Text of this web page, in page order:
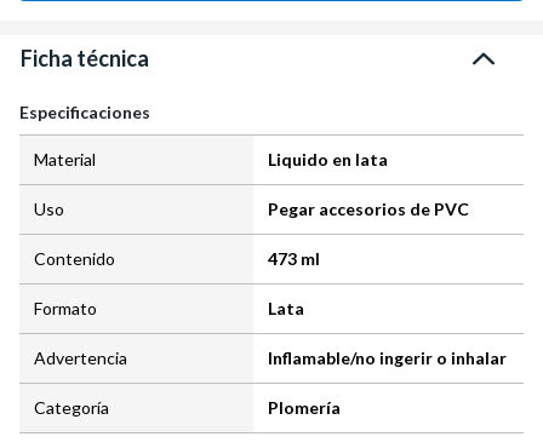
Ficha técnica
Especificaciones
Material Liquido en lata
Uso Pegar accesorios de PVC
Contenido 473 ml
Formato Lata
Advertencia Inflamable/no ingerir o inhalar
Categoría Plomería